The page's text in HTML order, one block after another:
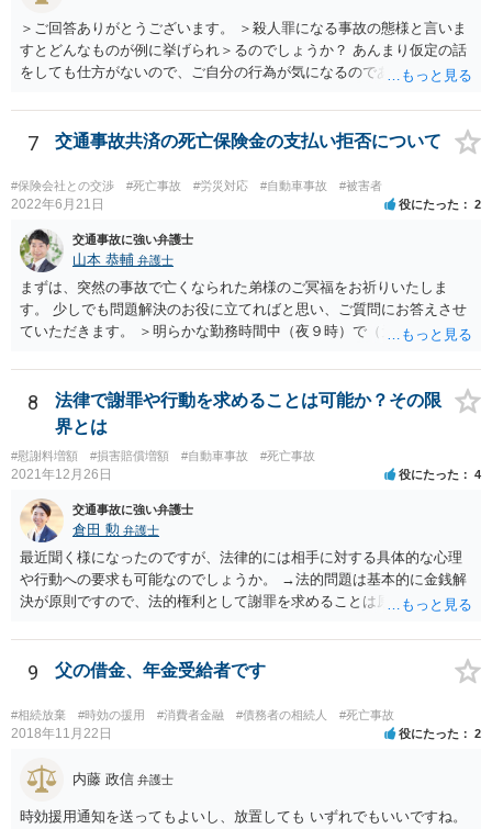
＞ご回答ありがとうございます。 ＞殺人罪になる事故の態様と言いま
すとどんなものが例に挙げられ＞るのでしょうか？ あんまり仮定の話
をしても仕方がないので、ご自分の行為が気になるのであれば、何を
か、直接弁護士に相談に行くかしたほうがいいと思います。 殺人罪に
なりうる事故の態様だと、自転車が改造自転車か何かで時速１００キ
と思いますので、殺人罪が成立しえますが・・・ 思いつく限りの例を
全て挙げるのは不可能ではあります。 ＞私は決して人を殺そうと思っ
て危険な運転をしたわけではありま＞せん。 殺人罪の故意は、「自分
の危険な運転で誰か人が死んでも構わない」くらいで成立します。そ
して自分でそう思っていなくても、客観的に人が死んでもおかしくな
い危険行為を、危険だと知っていてやると故意は認められてしまう可
能性が高いです。人を殺そうという意欲までは不要です。
7 交通事故共済の死亡保険金の支払い拒否について
#保険会社との交渉 #死亡事故 #労災対応 #自動車事故 #被害者
2022年6月21日 役にたった 2
交通事故に強い弁護士
山本 恭輔 弁護士
まずは、突然の事故で亡くなられた弟様のご冥福をお祈りいたしま
す。 少しでも問題解決のお役に立てればと思い、ご質問にお答えさせ
ていただきます。 ＞明らかな勤務時間中（夜９時）で（元従業員の証
相手方の言い分は通るのでしょうか？ 勿論、正式に支払い拒否となれ
ば、裁判になると思いますが、勝算はありますか？ →共済組合の対応
はやや硬直的なように感じますが、相手方の言い分が通るか、そして
その裏返しとして裁判での勝算があるかは、共済約款などに規定され
ている給付金の支給要件や、証拠の有無によってきますので、この掲
示板では最終的な回答というのは難しいと思われます。 金額も大き
く、非常に重要な件かと思いますので、今後の方針の検討も含め一度
面談にて法律相談をされることをおすすめします。
8
法律で謝罪や行動を求めることは可能か？その限
界とは
#慰謝料増額 #損害賠償増額 #自動車事故 #死亡事故
2021年12月26日 役にたった 4
交通事故に強い弁護士
倉田 勲 弁護士
最近聞く様になったのですが、法律的には相手に対する具体的な心理
や行動への要求も可能なのでしょうか。 →法的問題は基本的に金銭解
決が原則ですので、法的権利として謝罪を求めることは原則としてで
書に相手の合意の下で謝罪の文言を入れることはあります。それ以上
に相手に謝罪を強制することはできません。
9 父の借金、年金受給者です
#相続放棄 #時効の援用 #消費者金融 #債務者の相続人 #死亡事故
2018年11月22日 役にたった 2
内藤 政信 弁護士
時効援用通知を送ってもよいし、放置しても いずれでもいいですね。